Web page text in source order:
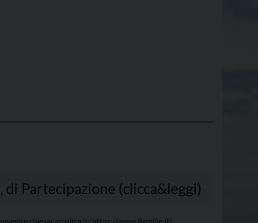
di Partecipazione (clicca&leggi)
https://www.8xmille.it/